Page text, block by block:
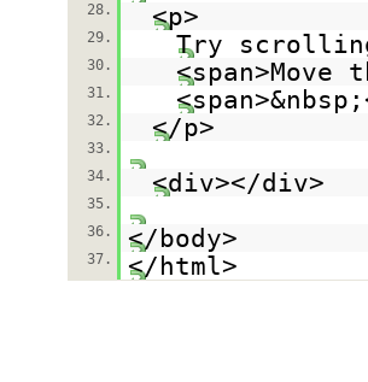
28.
<p>
29. Try
30.
31.
32. </p>
33.
34.
<div></div>
35.
36.
</body>
37. </html>